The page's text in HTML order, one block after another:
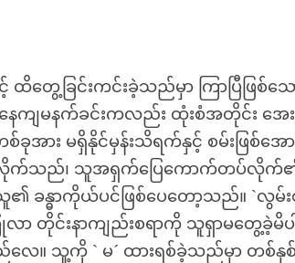
တွေ့ခြင်းကင်းခဲ့သည်မှာ ကြာပြီဖြစ်
နေကျမနက်ခင်းကလည်း ထုံးစံအတိုင်း အေ
စ်ခုအား မရှိနိုင်မှန်းသိရက်နှင့် စမ်းဖြစ်
က်သည်၊ သူအရှက်ပြေကောက်တပ်လိုက်
န္ဓာကိုယ်ပင်ဖြစ်ပေတော့သည်။ `လွမ်းစ
တိုင်းနာကျည်းစရာကို သူရှာမတွေ့ခဲ့မိပါ
သူ့ကို ` မ´ ထားရစ်ခဲ့သည်မှာ တစ်နှစ်ပင်